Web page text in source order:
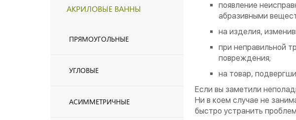
АКРИЛОВЫЕ ВАННЫ
ПРЯМОУГОЛЬНЫЕ
УГЛОВЫЕ
АСИММЕТРИЧНЫЕ
появление
абразивными
на изделия,
при неправильной
повреждения;
на товар,
Если вы заметили
Ни в коем случае не
быстро устранить